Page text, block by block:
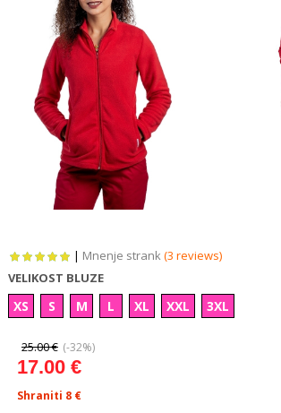
| Mnenje strank(3 reviews)
VELIKOST BLUZE
XS S M L XL XXL 3XL
25.00 € (-32%)
17.00 €
Shraniti 8 €